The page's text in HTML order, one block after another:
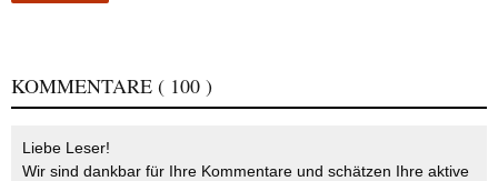
KOMMENTARE ( 100 )
Liebe Leser!
Wir sind dankbar für Ihre Kommentare und schätzen Ihre aktive